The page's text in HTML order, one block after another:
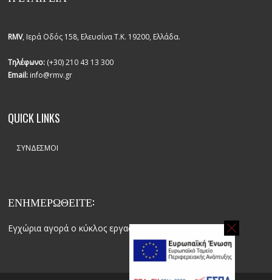
RMV, Ιερά Οδός 158, Ελευσίνα Τ.Κ. 19200, Ελλάδα.
Τηλέφωνο: (+30) 210 43 13 300
Email: info@rmv.gr
QUICK LINKS
ΣΎΝΔΕΣΜΟΙ
ΕΝΗΜΕΡΩΘΕΙΤΕ:
Εγχώρια αγορά ο κύκλος εργασιών